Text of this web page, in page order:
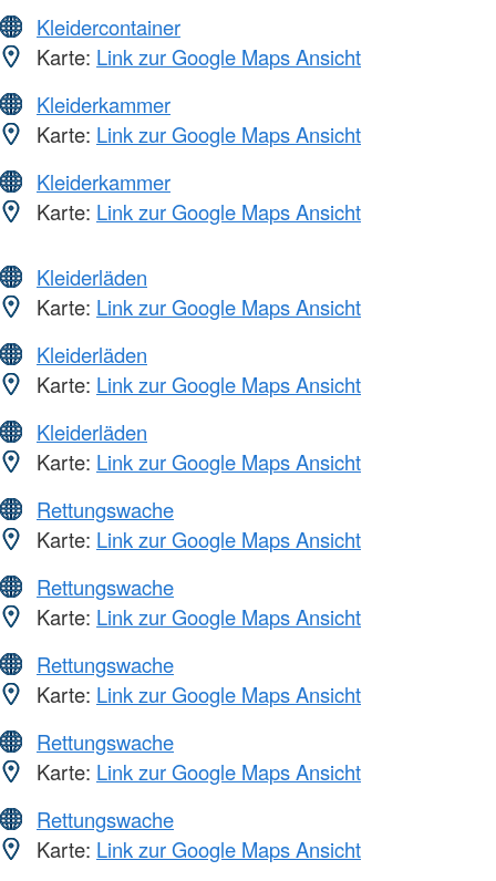
Kleidercontainer
Karte: Link zur Google Maps Ansicht
Kleiderkammer
Karte: Link zur Google Maps Ansicht
Kleiderkammer
Karte: Link zur Google Maps Ansicht
Kleiderläden
Karte: Link zur Google Maps Ansicht
Kleiderläden
Karte: Link zur Google Maps Ansicht
Kleiderläden
Karte: Link zur Google Maps Ansicht
Rettungswache
Karte: Link zur Google Maps Ansicht
Rettungswache
Karte: Link zur Google Maps Ansicht
Rettungswache
Karte: Link zur Google Maps Ansicht
Rettungswache
Karte: Link zur Google Maps Ansicht
Rettungswache
Karte: Link zur Google Maps Ansicht